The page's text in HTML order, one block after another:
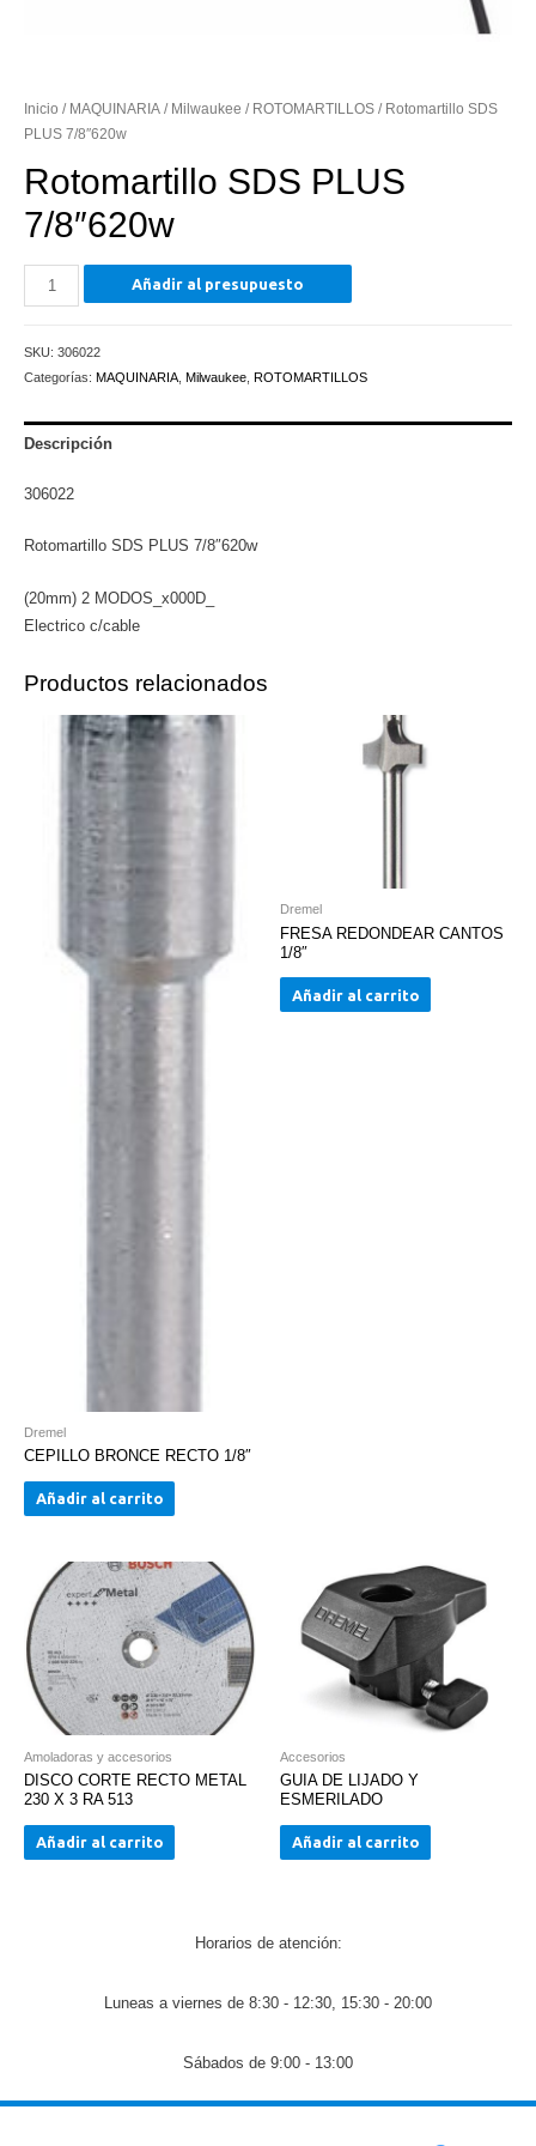
Inicio / MAQUINARIA / Milwaukee / ROTOMARTILLOS / Rotomartillo SDS
PLUS 7/8″620w
Rotomartillo SDS PLUS
7/8″620w
Rotomartillo
SDS
7/8"620w
cantidad
Añadir al presupuesto
SKU: 306022
Categorías: MAQUINARIA Milwaukee ROTOMARTILLOS
Descripción
306022
Rotomartillo SDS PLUS 7/8″620w
(20mm) 2 MODOS_x000D_
Electrico c/cable
Productos relacionados
Dremel
CEPILLO BRONCE RECTO 1/8″
Añadir al carrito
Dremel
FRESA REDONDEAR CANTOS
1/8″
Añadir al carrito
Amoladoras y accesorios
DISCO CORTE RECTO METAL
230 X 3 RA 513
Añadir al carrito
Accesorios
GUIA DE LIJADO Y
ESMERILADO
Añadir al carrito
Horarios de atención:
Luneas a viernes de 8:30 - 12:30, 15:30 - 20:00
Sábados de 9:00 - 13:00